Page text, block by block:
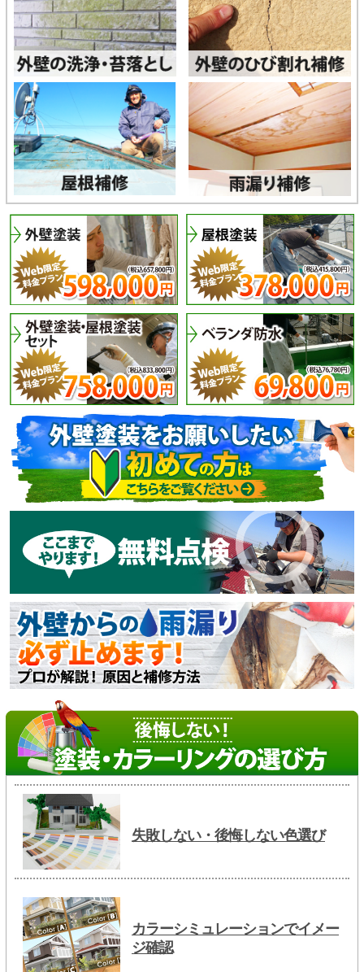
失敗しない・後悔しない色選び
カラーシミュレーションでイメー
ジ確認